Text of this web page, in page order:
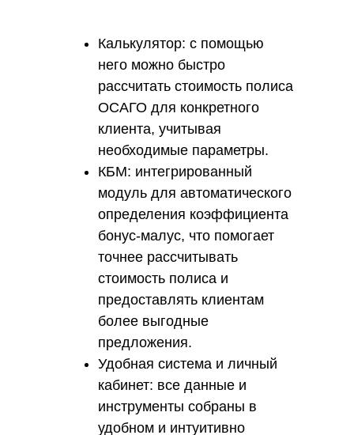
Калькулятор: с помощью
него можно быстро
рассчитать стоимость полиса
ОСАГО для конкретного
клиента, учитывая
необходимые параметры.
КБМ: интегрированный
модуль для автоматического
определения коэффициента
бонус-малус, что помогает
точнее рассчитывать
стоимость полиса и
предоставлять клиентам
более выгодные
предложения.
Удобная система и личный
кабинет: все данные и
инструменты собраны в
удобном и интуитивно